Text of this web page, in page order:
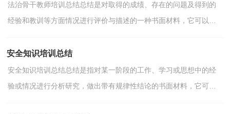
法治骨干教师培训总结总结是对取得的成绩、存在的问题及得到的
经验和教训等方面情况进行评价与描述的一种书面材料，它可以有
安全知识培训总结
安全知识培训总结总结是指对某一阶段的工作、学习或思想中的经
验或情况进行分析研究，做出带有规律性结论的书面材料，它可使